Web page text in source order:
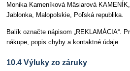
Monika Kameníková Mäsiarová
Jablonka, Malopolskie, Poľská republika.
Balík označte nápisom „REKLAMÁCIA“.
nákupe, popis chyby a kontaktné údaje.
10.4 Výluky zo záruky